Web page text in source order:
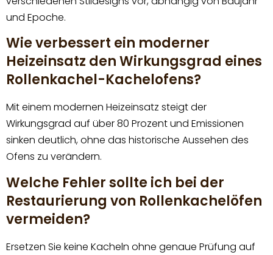
und Epoche.
Wie verbessert ein moderner
Heizeinsatz den Wirkungsgrad eines
Rollenkachel-Kachelofens?
Mit einem modernen Heizeinsatz steigt der
Wirkungsgrad auf über 80 Prozent und Emissionen
sinken deutlich, ohne das historische Aussehen des
Ofens zu verändern.
Welche Fehler sollte ich bei der
Restaurierung von Rollenkachelöfen
vermeiden?
Ersetzen Sie keine Kacheln ohne genaue Prüfung auf